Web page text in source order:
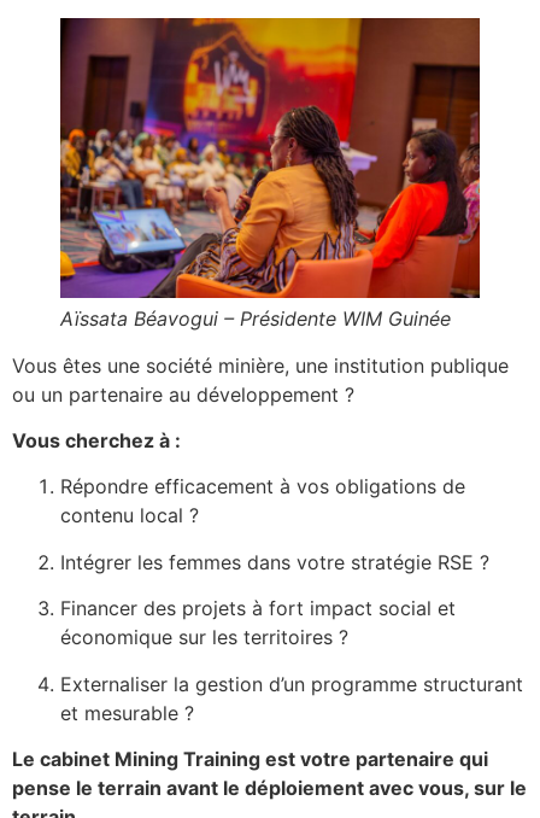
Aïssata Béavogui – Présidente WIM Guinée
Vous êtes une société minière, une institution publique
ou un partenaire au développement ?
Vous cherchez à :
Répondre efficacement à vos obligations de
contenu local ?
Intégrer les femmes dans votre stratégie RSE ?
Financer des projets à fort impact social et
économique sur les territoires ?
Externaliser la gestion d’un programme structurant
et mesurable ?
Le cabinet Mining Training est votre partenaire qui
pense le terrain avant le déploiement avec vous, sur le